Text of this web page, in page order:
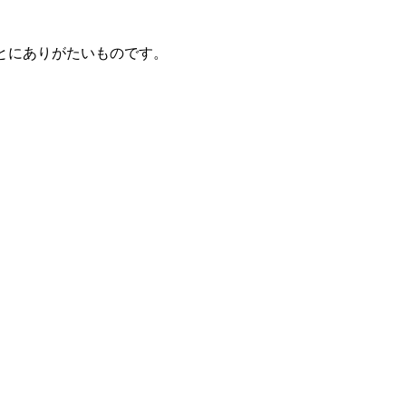
ありがたいものです。